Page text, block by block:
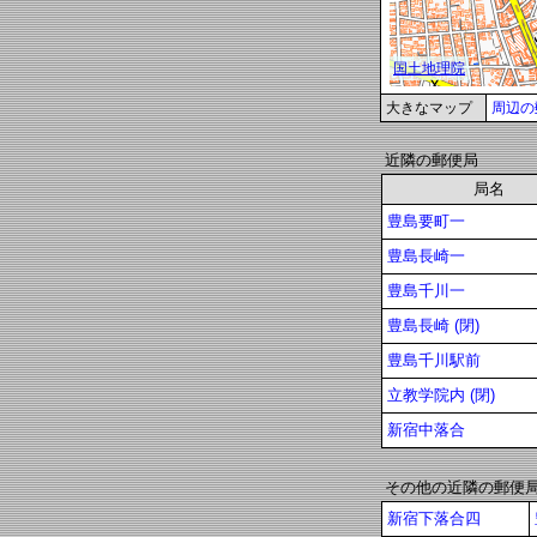
大きなマップ 周辺
近隣の郵便局
局名
豊島要町一
豊島長崎一
豊島千川一
豊島長崎 (閉)
豊島千川駅前
立教学院内 (閉)
新宿中落合
その他の近隣の郵便
新宿下落合四